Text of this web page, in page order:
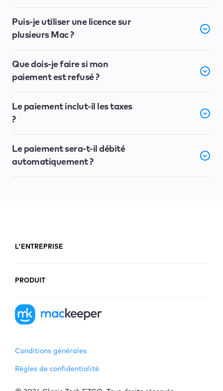
Puis-je utiliser une licence sur
plusieurs Mac ?
Que dois-je faire si mon
paiement est refusé ?
Le paiement inclut-il les taxes
?
Le paiement sera-t-il débité
automatiquement ?
L'ENTREPRISE
PRODUIT
Conditions générales
Règles de confidentialité